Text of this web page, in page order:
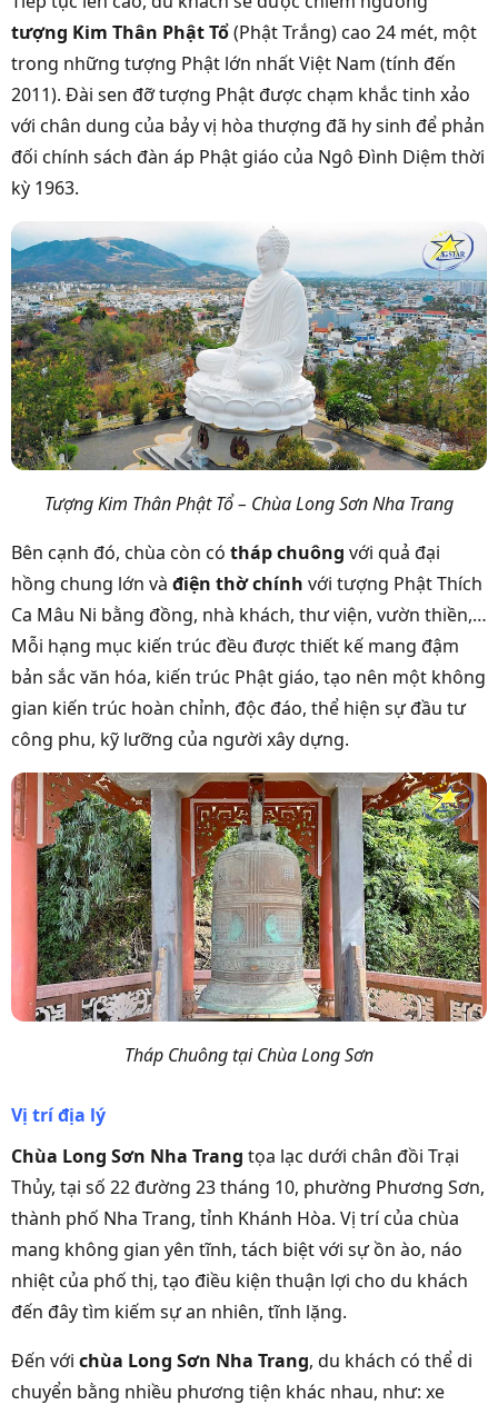
tượng Kim Thân Phật Tổ(Phật Trắng) cao 24 mét, một
trong những tượng Phật lớn nhất Việt Nam (tính đến
2011). Đài sen đỡ tượng Phật được chạm khắc tinh xảo
với chân dung của bảy vị hòa thượng đã hy sinh để phản
đối chính sách đàn áp Phật giáo của Ngô Đình Diệm thời
kỳ 1963.
Tượng Kim Thân Phật Tổ – Chùa Long Sơn Nha Trang
Bên cạnh đó, chùa còn có tháp chuông với quả đại
hồng chung lớn và điện thờ chính với tượng Phật Thích
Ca Mâu Ni bằng đồng, nhà khách, thư viện, vườn thiền,…
Mỗi hạng mục kiến trúc đều được thiết kế mang đậm
bản sắc văn hóa, kiến trúc Phật giáo, tạo nên một không
gian kiến trúc hoàn chỉnh, độc đáo, thể hiện sự đầu tư
công phu, kỹ lưỡng của người xây dựng.
Tháp Chuông tại Chùa Long Sơn
Vị trí địa lý
Chùa Long Sơn Nha Trang tọa lạc dưới chân đồi Trại
Thủy, tại số 22 đường 23 tháng 10, phường Phương Sơn,
thành phố Nha Trang, tỉnh Khánh Hòa. Vị trí của chùa
mang không gian yên tĩnh, tách biệt với sự ồn ào, náo
nhiệt của phố thị, tạo điều kiện thuận lợi cho du khách
đến đây tìm kiếm sự an nhiên, tĩnh lặng.
Đến với chùa Long Sơn Nha Trang, du khách có thể di
chuyển bằng nhiều phương tiện khác nhau, như: xe